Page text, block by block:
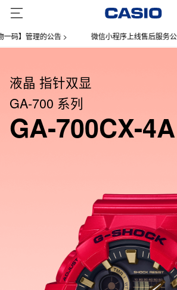
】管理的公告 > 微信小程序上线售后服务公告 >
液晶 指针双显
GA-700 系列
GA-700CX-4A